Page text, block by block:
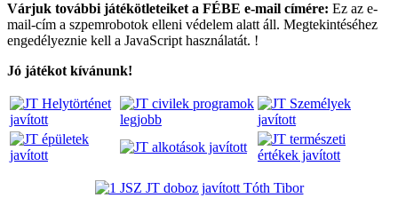
Várjuk további játékötleteiket a FÉBE e-mail címére: Ez az e-
mail-cím a szpemrobotok elleni védelem alatt áll. Megtekintéséhez
engedélyeznie kell a JavaScript használatát. !
Jó játékot kívánunk!